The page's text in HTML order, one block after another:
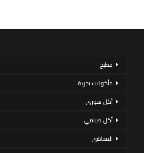
مطبخ
مأكولات بحرية
أكل سورى
أكل صيامي
المحاشي